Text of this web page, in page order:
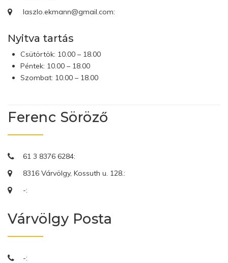
laszlo.ekmann@gmail.com:
Nyitva tartás
Csütörtök: 10.00 – 18.00
Péntek: 10.00 – 18.00
Szombat: 10.00 – 18.00
Ferenc Söröző
61 3 8376 6284:
8316 Várvölgy, Kossuth u. 128.:
-:
Várvölgy Posta
-: